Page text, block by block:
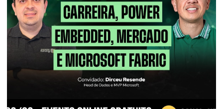
Bases de Datos para Desarrolladores |
12ª edición
30 de octubre de 2025 4 min de lectura